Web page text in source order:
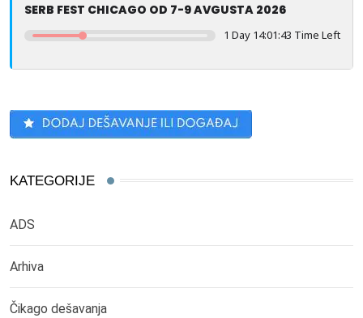
SERB FEST CHICAGO OD 7-9 AVGUSTA 2026
1 Day 14:01:41 Time Left
KATEGORIJE
ADS
Arhiva
Čikago dešavanja